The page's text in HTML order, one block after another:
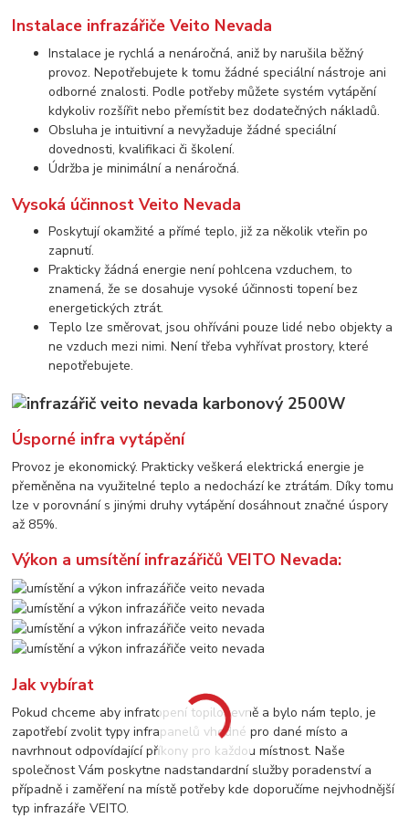
Instalace infrazářiče Veito Nevada
Instalace je rychlá a nenáročná, aniž by narušila běžný
provoz. Nepotřebujete k tomu žádné speciální nástroje ani
odborné znalosti. Podle potřeby můžete systém vytápění
kdykoliv rozšířit nebo přemístit bez dodatečných nákladů.
Obsluha je intuitivní a nevyžaduje žádné speciální
dovednosti, kvalifikaci či školení.
Údržba je minimální a nenáročná.
Vysoká účinnost Veito Nevada
Poskytují okamžité a přímé teplo, již za několik vteřin po
zapnutí.
Prakticky žádná energie není pohlcena vzduchem, to
znamená, že se dosahuje vysoké účinnosti topení bez
energetických ztrát.
Teplo lze směrovat, jsou ohříváni pouze lidé nebo objekty a
ne vzduch mezi nimi. Není třeba vyhřívat prostory, které
nepotřebujete.
Úsporné infra vytápění
Provoz je ekonomický. Prakticky veškerá elektrická energie je
přeměněna na využitelné teplo a nedochází ke ztrátám. Díky tomu
lze v porovnání s jinými druhy vytápění dosáhnout značné úspory
až 85%.
Výkon a umsítění infrazářičů VEITO Nevada:
Jak vybírat
Pokud chceme aby infratopení topilo levně a bylo nám teplo, je
zapotřebí zvolit typy infrapanelů vhodné pro dané místo a
navrhnout odpovídající příkony pro každou místnost. Naše
společnost Vám poskytne nadstandardní služby poradenství a
případně i zaměření na místě potřeby kde doporučíme nejvhodnější
typ infrazáře VEITO.